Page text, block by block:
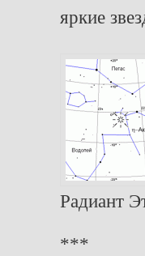
яркие
Радиант
***